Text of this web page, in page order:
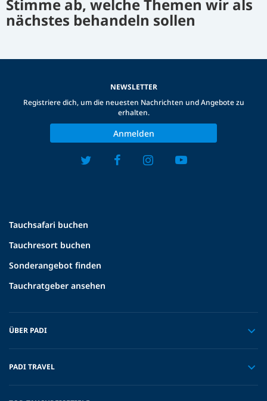
Stimme ab, welche Themen wir als
nächstes behandeln sollen
Tauchsafari buchen
Tauchresort buchen
Sonderangebot finden
Tauchratgeber ansehen
ÜBER PADI
PADI TRAVEL
NEWSLETTER
Registriere dich, um die neuesten Nachrichten und Angebote zu
erhalten.
Anmelden